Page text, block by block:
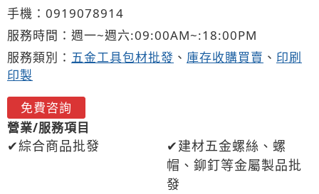
手機： 0919078914
服務時間：週一~週六:09:00AM~:18:00PM
服務類別： 五金工具包材批發 、 庫存收購買賣 、 印刷
印製
免費咨詢
營業/服務項目
綜合商品批發
建材五金螺絲、螺
帽、鉚釘等金屬製品批
發